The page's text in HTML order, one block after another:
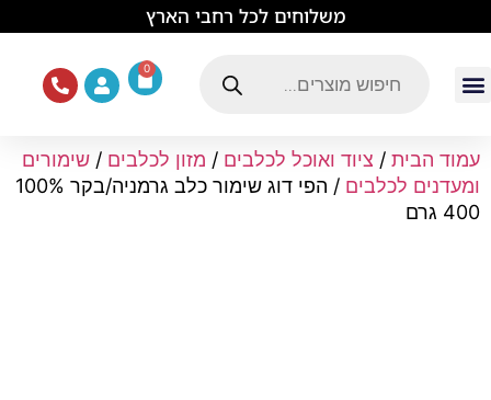
משלוחים לכל רחבי הארץ
0
עמוד הבית / ציוד ואוכל לכלבים / מזון לכלבים / שימורים
ומעדנים לכלבים
/ הפי דוג שימור כלב גרמניה/בקר 100%
400 גרם